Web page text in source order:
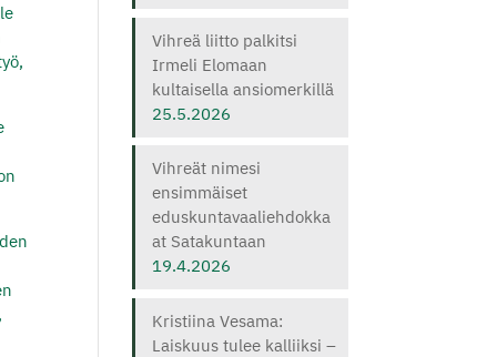
Vihreä liitto palkitsi
Irmeli Elomaan
kultaisella ansiomerkillä
25.5.2026
Vihreät nimesi
ensimmäiset
eduskuntavaaliehdokka
at Satakuntaan
19.4.2026
Kristiina Vesama:
Laiskuus tulee kalliiksi –